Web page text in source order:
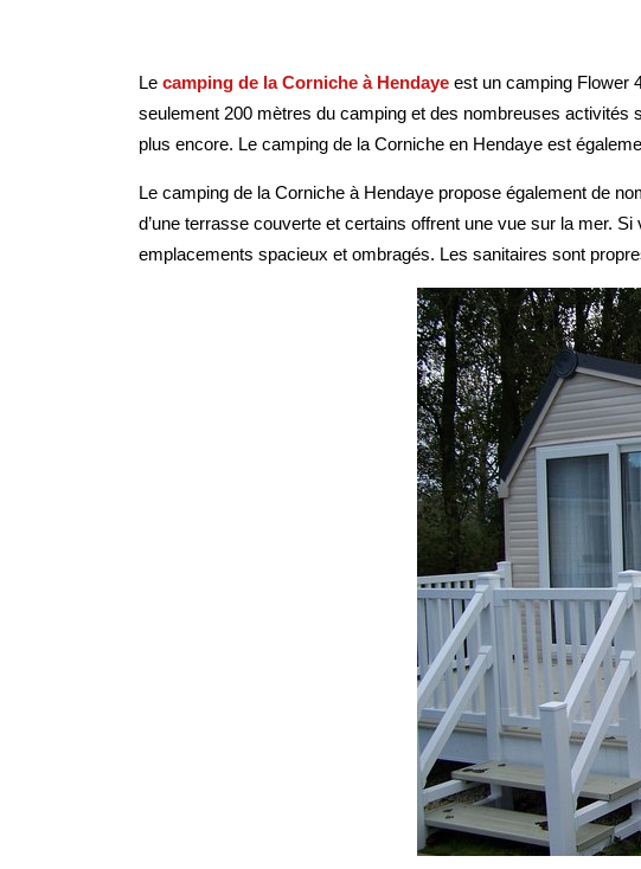
Le camping de la Corniche à Hendaye est un camping Flower
seulement 200 mètres du camping et des nombreuses
plus encore. Le camping de la Corniche en Hendaye est
Le camping de la Corniche à Hendaye propose également de
d’une terrasse couverte et certains offrent une vue sur la mer.
emplacements spacieux et ombragés. Les sanitaires sont